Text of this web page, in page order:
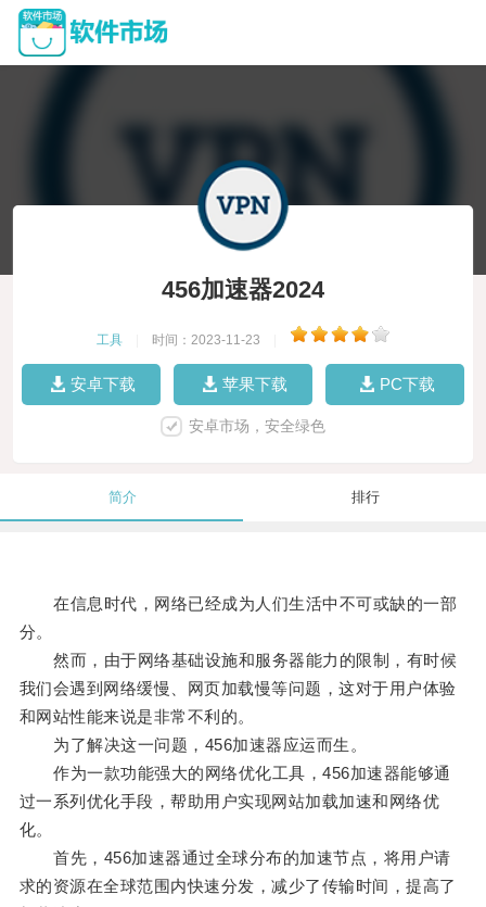
456加速器2024
工具 时间：2023-11-23
安卓下载 苹果下载 PC下载
安卓市场，安全绿色
简介 排行
在信息时代，网络已经成为人们生活中不可或缺的一部
分。
然而，由于网络基础设施和服务器能力的限制，有时候
我们会遇到网络缓慢、网页加载慢等问题，这对于用户体验
和网站性能来说是非常不利的。
为了解决这一问题，456加速器应运而生。
作为一款功能强大的网络优化工具，456加速器能够通
过一系列优化手段，帮助用户实现网站加载加速和网络优
化。
首先，456加速器通过全球分布的加速节点，将用户请
求的资源在全球范围内快速分发，减少了传输时间，提高了